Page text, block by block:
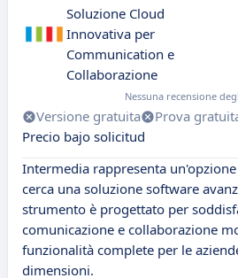
Soluzione Cloud
Innovativa per
Communication e
Collaborazione
Nessuna recensione
Versione gratuita Prova
Precio bajo solicitud
Intermedia rappresenta
cerca una soluzione software
strumento è progettato per
comunicazione e collaborazione
funzionalità complete per le
dimensioni.